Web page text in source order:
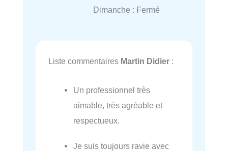
Dimanche : Fermé
Liste commentaires Martin Didier :
Un professionnel très
aimable, très agréable et
respectueux.
Je suis toujours ravie avec